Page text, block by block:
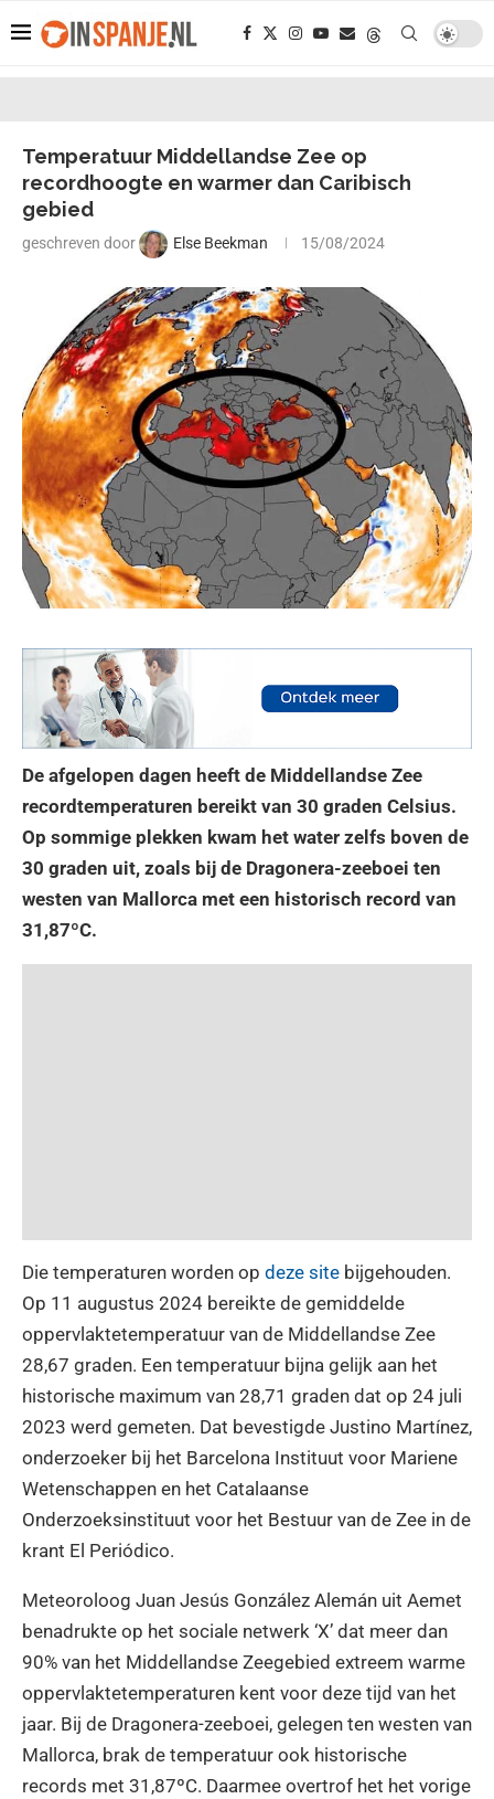
Temperatuur Middellandse Zee op
recordhoogte en warmer dan Caribisch
gebied
geschreven door Else Beekman 15/08/2024
De afgelopen dagen heeft de Middellandse Zee
recordtemperaturen bereikt van 30 graden Celsius.
Op sommige plekken kwam het water zelfs boven de
30 graden uit, zoals bij de Dragonera-zeeboei ten
westen van Mallorca met een historisch record van
31,87ºC.
Die temperaturen worden op deze site bijgehouden.
Op 11 augustus 2024 bereikte de gemiddelde
oppervlaktetemperatuur van de Middellandse Zee
28,67 graden. Een temperatuur bijna gelijk aan het
historische maximum van 28,71 graden dat op 24 juli
2023 werd gemeten. Dat bevestigde Justino Martínez,
onderzoeker bij het Barcelona Instituut voor Mariene
Wetenschappen en het Catalaanse
Onderzoeksinstituut voor het Bestuur van de Zee in de
krant El Periódico.
Meteoroloog Juan Jesús González Alemán uit Aemet
benadrukte op het sociale netwerk ‘X’ dat meer dan
90% van het Middellandse Zeegebied extreem warme
oppervlaktetemperaturen kent voor deze tijd van het
jaar. Bij de Dragonera-zeeboei, gelegen ten westen van
Mallorca, brak de temperatuur ook historische
records met 31,87ºC. Daarmee overtrof het het vorige